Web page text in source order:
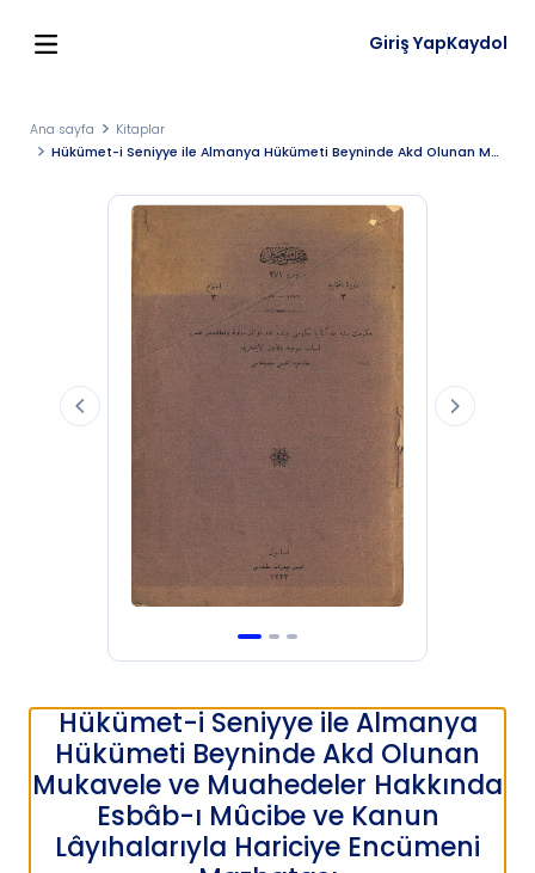
Giriş YapKaydol
Ana sayfa
Kitaplar
Hükümet-i Seniyye ile Almanya Hükümeti Beyninde Akd Olunan Mukavele ve Muahedeler Hakkında Esbâb-ı Mûcibe ve Kanun Lâyıhalarıyla Hariciye Encümeni Mazbatası
Hükümet-i Seniyye ile Almanya
Hükümeti Beyninde Akd Olunan
Mukavele ve Muahedeler Hakkında
Esbâb-ı Mûcibe ve Kanun
Lâyıhalarıyla Hariciye Encümeni